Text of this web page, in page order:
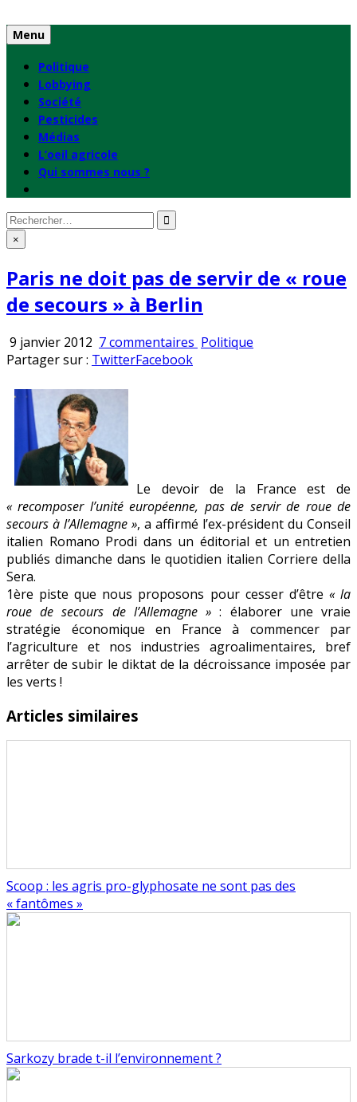
to
content
Menu
Politique
Lobbying
Société
Pesticides
Médias
L’oeil agricole
Qui sommes nous ?
Rechercher
: ×
Paris ne doit pas de servir de « roue
de secours » à Berlin
9 janvier 2012 7 commentaires sur
« roue
secours »
à
Berlin
Publié
Politique
Partager sur : TwitterFacebook
Le devoir de la France est de
« recomposer l’unité européenne, pas de servir de roue de
secours à l’Allemagne », a affirmé l’ex-président du Conseil
italien Romano Prodi dans un éditorial et un entretien
publiés dimanche dans le quotidien italien Corriere della
Sera.
1ère piste que nous proposons pour cesser d’être « la
roue de secours de l’Allemagne » : élaborer une vraie
stratégie économique en France à commencer par
l’agriculture et nos industries agroalimentaires, bref
arrêter de subir le diktat de la décroissance imposée par
les verts !
Articles similaires
Scoop : les agris pro-glyphosate ne sont pas des
« fantômes »
Sarkozy brade t-il l’environnement ?